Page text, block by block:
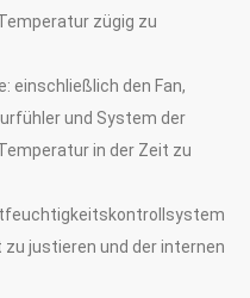
zügig zu
einschließlich den Fan,
und System der
in der Zeit zu
justieren und der internen